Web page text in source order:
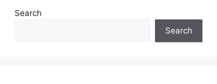
Search
Search